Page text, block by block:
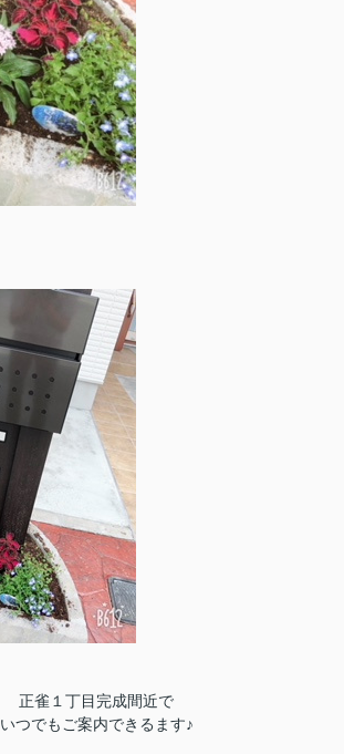
正雀１丁目完成間近で
いつでもご案内できるます♪